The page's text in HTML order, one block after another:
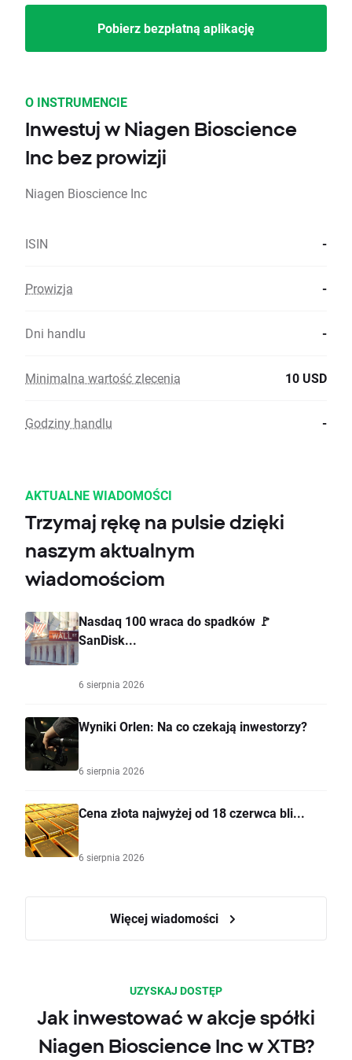
Pobierz bezpłatną aplikację
O INSTRUMENCIE
Inwestuj w Niagen Bioscience
Inc bez prowizji
Niagen Bioscience Inc
ISIN -
Prowizja -
Dni handlu -
Minimalna wartość zlecenia 10 USD
Godziny handlu -
AKTUALNE WIADOMOŚCI
Trzymaj rękę na pulsie dzięki
naszym aktualnym
wiadomościom
Nasdaq 100 wraca do spadków 🚩
SanDisk...
6 sierpnia 2026
Wyniki Orlen: Na co czekają inwestorzy?
6 sierpnia 2026
Cena złota najwyżej od 18 czerwca bli...
6 sierpnia 2026
Więcej wiadomości
UZYSKAJ DOSTĘP
Jak inwestować w akcje spółki
Niagen Bioscience Inc w XTB?